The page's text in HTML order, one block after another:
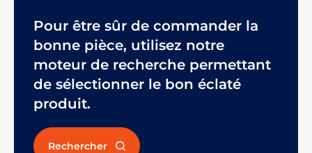
Pour être sûr de commander la
bonne pièce, utilisez notre
moteur de recherche permettant
de sélectionner le bon éclaté
produit.
Rechercher